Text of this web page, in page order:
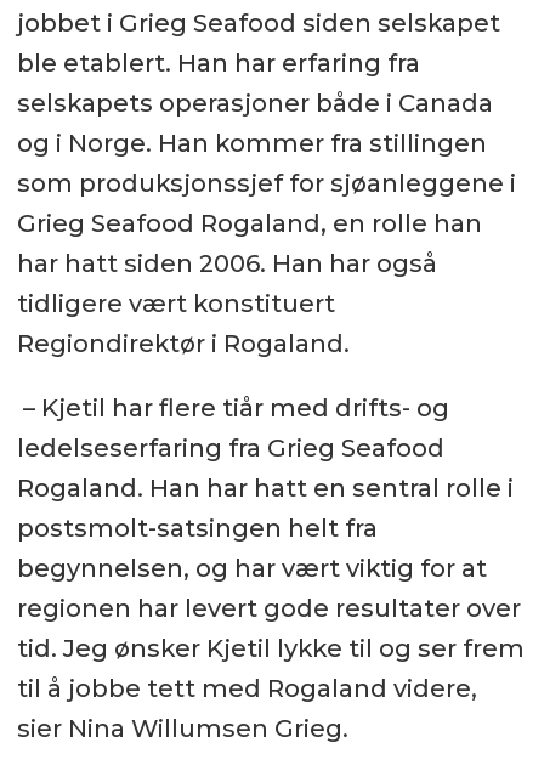
jobbet i Grieg Seafood siden selskapet
ble etablert. Han har erfaring fra
selskapets operasjoner både i Canada
og i Norge. Han kommer fra stillingen
som produksjonssjef for sjøanleggene i
Grieg Seafood Rogaland, en rolle han
har hatt siden 2006. Han har også
tidligere vært konstituert
Regiondirektør i Rogaland.
– Kjetil har flere tiår med drifts- og
ledelseserfaring fra Grieg Seafood
Rogaland. Han har hatt en sentral rolle i
postsmolt-satsingen helt fra
begynnelsen, og har vært viktig for at
regionen har levert gode resultater over
tid. Jeg ønsker Kjetil lykke til og ser frem
til å jobbe tett med Rogaland videre,
sier Nina Willumsen Grieg.